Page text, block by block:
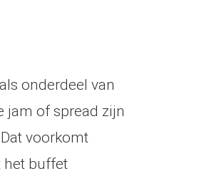
onderdeel van
jam of spread zijn
voorkomt
het buffet